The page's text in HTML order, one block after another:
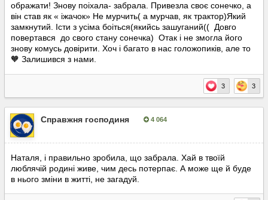
ображати! Знову поіхала- забрала. Привезла своє сонечко, а
він став як « іжачок» Не мурчить( а мурчав, як трактор)Який
замкнутий. Істи з усіма боіться(якийсь зашуганий(( Довго
повертався до свого стану сонечка) Отак і не змогла його
знову комусь довірити. Хоч і багато в нас голожопиків, але то
🧡 Залишився з нами.
3 3
Справжня господиня 4 064
Наталя, і правильно зробила, що забрала. Хай в твоїй
люблячій родині живе, чим десь потерпає. А може ще й буде
в нього зміни в житті, не загадуй.